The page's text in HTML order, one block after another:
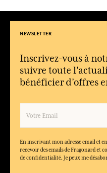
NEWSLETTER
Inscrivez-vous à
suivre toute
bénéficier d’offres
En inscrivant mon adresse email et
recevoir des emails de Fragonard et
de confidentialité. Je peux me